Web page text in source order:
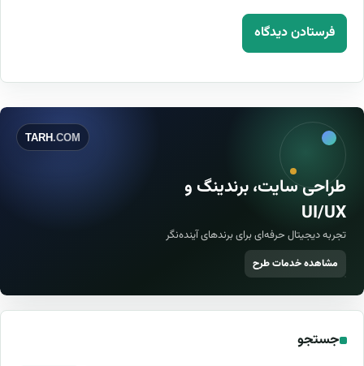
TARH .COM
طراحی سایت، برندینگ و
UI/UX
تجربه دیجیتال حرفه‌ای برای برندهای آینده‌نگر
مشاهده خدمات طرح
جستجو